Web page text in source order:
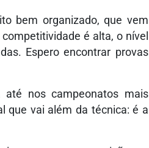
bem organizado, que vem
é alta, o nível
Espero encontrar provas
nos campeonatos mais
que vai além da técnica: é a